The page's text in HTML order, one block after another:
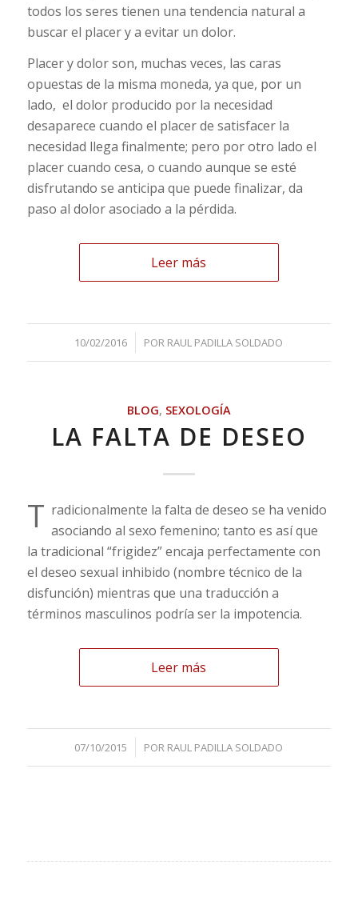
todos los seres tienen una tendencia natural a
buscar el placer y a evitar un dolor.
Placer y dolor son, muchas veces, las caras
opuestas de la misma moneda, ya que, por un
lado, el dolor producido por la necesidad
desaparece cuando el placer de satisfacer la
necesidad llega finalmente; pero por otro lado el
placer cuando cesa, o cuando aunque se esté
disfrutando se anticipa que puede finalizar, da
paso al dolor asociado a la pérdida.
Leer más
10/02/2016
/ POR RAUL PADILLA SOLDADO
BLOG, SEXOLOGÍA
LA FALTA DE DESEO
T radicionalmente la falta de deseo se ha venido
asociando al sexo femenino; tanto es así que
la tradicional “frigidez” encaja perfectamente con
el deseo sexual inhibido (nombre técnico de la
disfunción) mientras que una traducción a
términos masculinos podría ser la impotencia.
Leer más
07/10/2015
/ POR RAUL PADILLA SOLDADO